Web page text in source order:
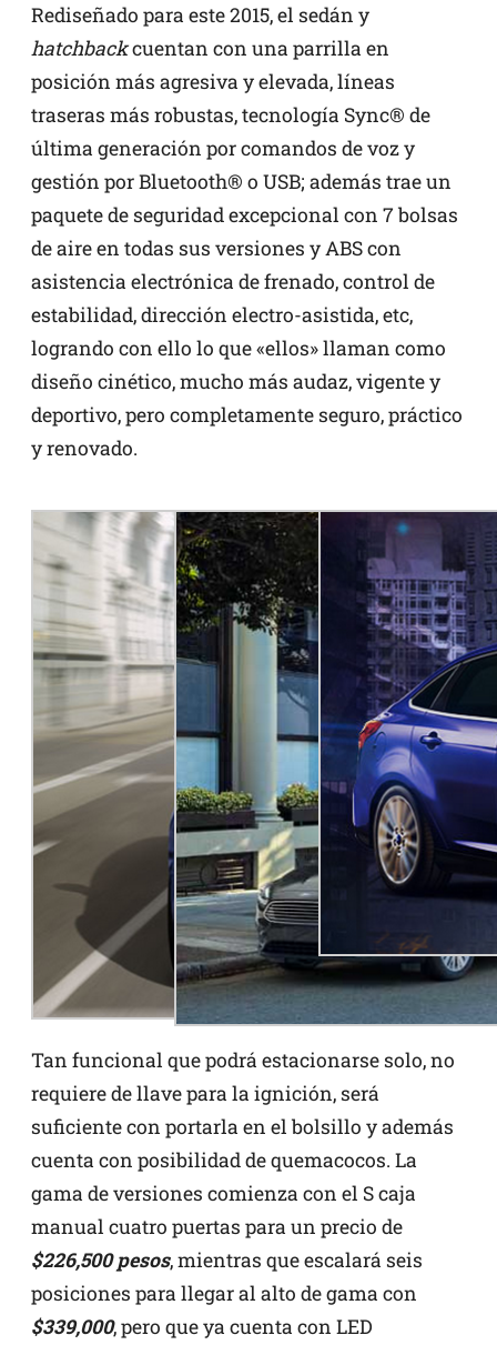
Rediseñado para este 2015, el sedán y
hatchbackcuentan con una parrilla en
posición más agresiva y elevada, líneas
traseras más robustas, tecnología Sync® de
última generación por comandos de voz y
gestión por Bluetooth® o USB; además trae un
paquete de seguridad excepcional con 7 bolsas
de aire en todas sus versiones y ABS con
asistencia electrónica de frenado, control de
estabilidad, dirección electro-asistida, etc,
logrando con ello lo que «ellos» llaman como
diseño cinético, mucho más audaz, vigente y
deportivo, pero completamente seguro, práctico
y renovado.
Tan funcional que podrá estacionarse solo, no
requiere de llave para la ignición, será
suficiente con portarla en el bolsillo y además
cuenta con posibilidad de quemacocos. La
gama de versiones comienza con el S caja
manual cuatro puertas para un precio de
$226,500 pesos, mientras que escalará seis
posiciones para llegar al alto de gama con
$339,000, pero que ya cuenta con LED